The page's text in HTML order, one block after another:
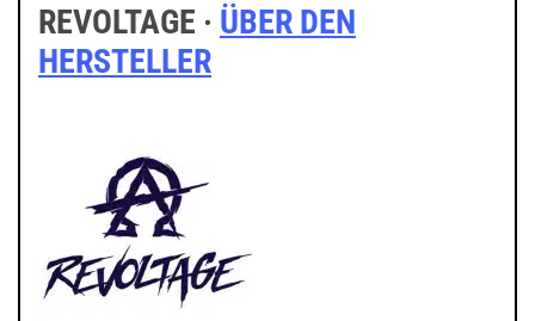
REVOLTAGE · ÜBER DEN
HERSTELLER